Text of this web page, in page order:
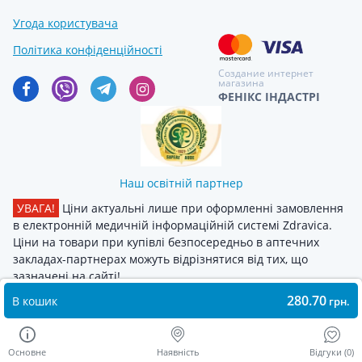
В кошик 280.70 грн.
Основне Наявність Відгуки (0)
Угода користувача
Політика конфіденційності
Создание интернет
магазина
ФЕНІКС ІНДАСТРІ
Наш освітній партнер
УВАГА! Ціни актуальні лише при оформленні замовлення
в електронній медичній інформаційній системі Zdravica.
Ціни на товари при купівлі безпосередньо в аптечних
закладах-партнерах можуть відрізнятися від тих, що
зазначені на сайті!